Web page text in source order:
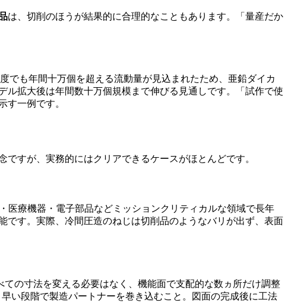
は、切削のほうが結果的に合理的なこともあります。「量産だか
でも年間十万個を超える流動量が見込まれたため、亜鉛ダイカ
拡大後は年間数十万個規模まで伸びる見通しです。「試作で使
す一例です。
すが、実務的にはクリアできるケースがほとんどです。
療機器・電子部品などミッションクリティカルな領域で長年
す。実際、冷間圧造のねじは切削品のようなバリが出ず、表面
の寸法を変える必要はなく、機能面で支配的な数ヵ所だけ調整
い段階で製造パートナーを巻き込むこと。図面の完成後に工法